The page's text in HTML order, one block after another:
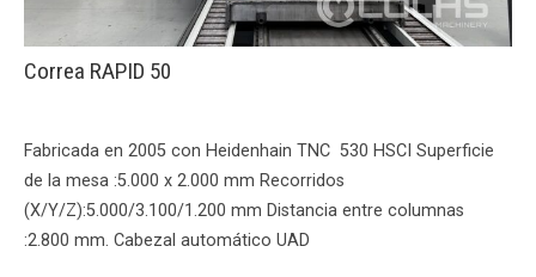
Correa RAPID 50
Fabricada en 2005 con Heidenhain TNC 530 HSCI Superficie
de la mesa :5.000 x 2.000 mm Recorridos
(X/Y/Z):5.000/3.100/1.200 mm Distancia entre columnas
:2.800 mm. Cabezal automático UAD